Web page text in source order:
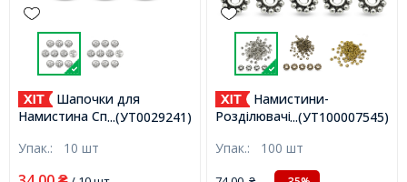
...(УТ0029241)
Шапочки для
Намистина Сплав Квітка,
Античне Срібло, 14х5мм,
Упак.: 10 шт
...(УТ100007545)
Намистини-
Розділювачі Сплав Квітка
Срібло, 6.5мм, Отвір 2мм,
(УТ100007545)
Упак.: 100 шт